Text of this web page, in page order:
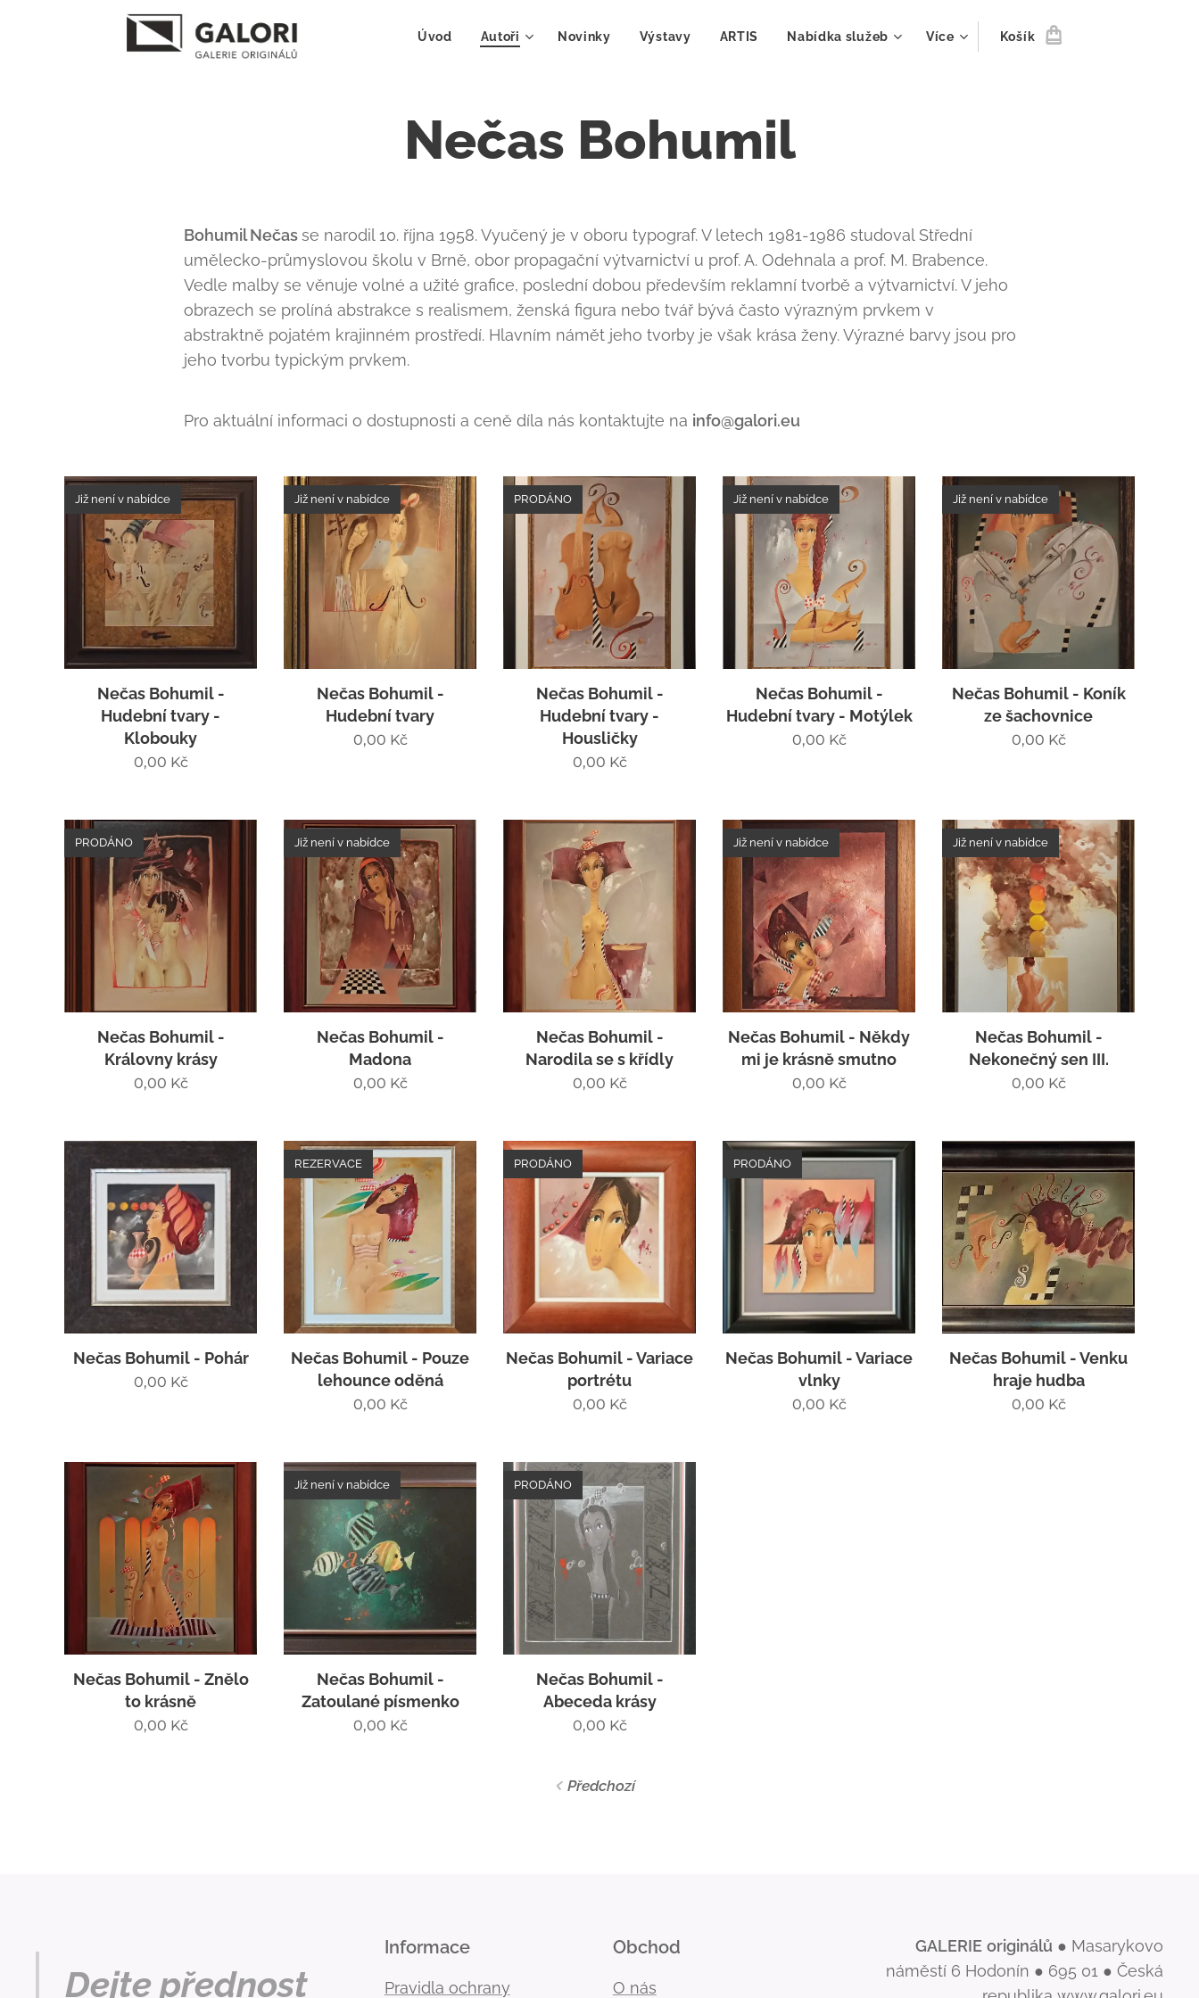
Úvod Autoři Novinky Výstavy ARTIS Nabídka služeb Více Košík
Nečas Bohumil
Bohumil Nečasse narodil 10. října 1958. Vyučený je v oboru typograf. V letech 1981-1986 studoval Střední
umělecko-průmyslovou školu v Brně, obor propagační výtvarnictví u prof. A. Odehnala a prof. M. Brabence.
Vedle malby se věnuje volné a užité grafice, poslední dobou především reklamní tvorbě a výtvarnictví. V jeho
obrazech se prolíná abstrakce s realismem, ženská figura nebo tvář bývá často výrazným prvkem v
abstraktně pojatém krajinném prostředí. Hlavním námět jeho tvorby je však krása ženy. Výrazné barvy jsou pro
jeho tvorbu typickým prvkem.
Pro aktuální informaci o dostupnosti a ceně díla nás kontaktujte na info@galori.eu
Nečas Bohumil -
Hudební tvary -
Klobouky
Již není v nabídce
0,00 Kč
Nečas Bohumil -
Hudební tvary
Již není v nabídce
0,00 Kč
Nečas Bohumil -
Hudební tvary -
Housličky
PRODÁNO
0,00 Kč
Nečas Bohumil -
Hudební tvary - Motýlek
Již není v nabídce
0,00 Kč
Nečas Bohumil - Koník
ze šachovnice
Již není v nabídce
0,00 Kč
Nečas Bohumil -
Královny krásy
PRODÁNO
0,00 Kč
Nečas Bohumil -
Madona
Již není v nabídce
0,00 Kč
Nečas Bohumil -
Narodila se s křídly
0,00 Kč
Nečas Bohumil - Někdy
mi je krásně smutno
Již není v nabídce
0,00 Kč
Nečas Bohumil -
Nekonečný sen III.
Již není v nabídce
0,00 Kč
Nečas Bohumil - Pohár
0,00 Kč
Nečas Bohumil - Pouze
lehounce oděná
REZERVACE
0,00 Kč
Nečas Bohumil - Variace
portrétu
PRODÁNO
0,00 Kč
Nečas Bohumil - Variace
vlnky
PRODÁNO
0,00 Kč
Nečas Bohumil - Venku
hraje hudba
0,00 Kč
Nečas Bohumil - Znělo
to krásně
0,00 Kč
Nečas Bohumil -
Zatoulané písmenko
Již není v nabídce
0,00 Kč
Nečas Bohumil -
Abeceda krásy
PRODÁNO
0,00 Kč
Předchozí
Dejte přednost
Informace
Pravidla ochrany
Obchod
O nás
GALERIE originálů ● Masarykovo
náměstí 6 Hodonín ● 695 01 ● Česká